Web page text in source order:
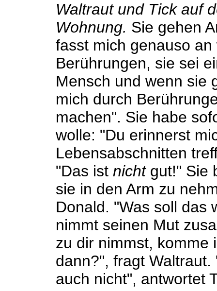
Waltraut und Tick auf
Wohnung. Sie gehen
fasst mich genauso
Berührungen, sie sei
Mensch und wenn sie
mich durch
machen". Sie habe
wolle: "Du erinnerst
Lebensabschnitten
"Das ist nichtgut!" Sie
sie in den Arm zu
Donald. "Was soll das
nimmt seinen Mut
zu dir nimmst, komme
dann?", fragt
auch nicht", antwortet